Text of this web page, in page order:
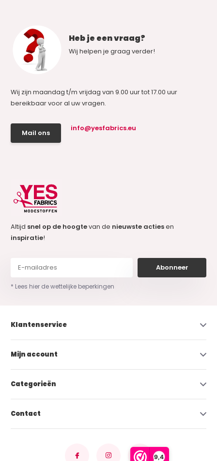
9,4
Heb je een vraag?
Wij helpen je graag verder!
Wij zijn maandag t/m vrijdag van 9.00 uur tot 17.00 uur
bereikbaar voor al uw vragen.
Mail ons
info@yesfabrics.eu
Altijd snel op de hoogtevan de nieuwste actiesen
inspiratie!
Abonneer
* Lees hier de wettelijke beperkingen
Klantenservice
Mijn account
Categorieën
Contact